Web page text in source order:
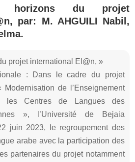
horizons du projet
par: M. AHGUILI Nabil,
projet international El@n, »
: Dans le cadre du projet
de l’Enseignement
les Centres de Langues des
», l’Université de Bejaia
juin 2023, le regroupement des
arabe avec la participation des
partenaires du projet notamment